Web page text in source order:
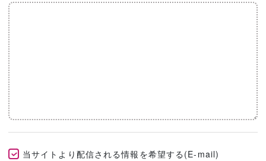
当サイトより配信される情報を希望する(E-mail)